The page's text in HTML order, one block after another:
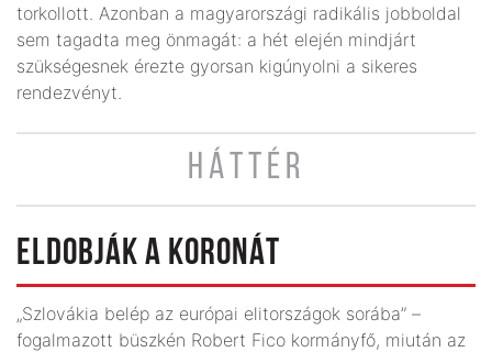
torkollott. Azonban a magyarországi radikális jobboldal
sem tagadta meg önmagát: a hét elején mindjárt
szükségesnek érezte gyorsan kigúnyolni a sikeres
rendezvényt.
HÁTTÉR
ELDOBJÁK A KORONÁT
„Szlovákia belép az európai elitországok sorába” –
fogalmazott büszkén Robert Fico kormányfő, miután az